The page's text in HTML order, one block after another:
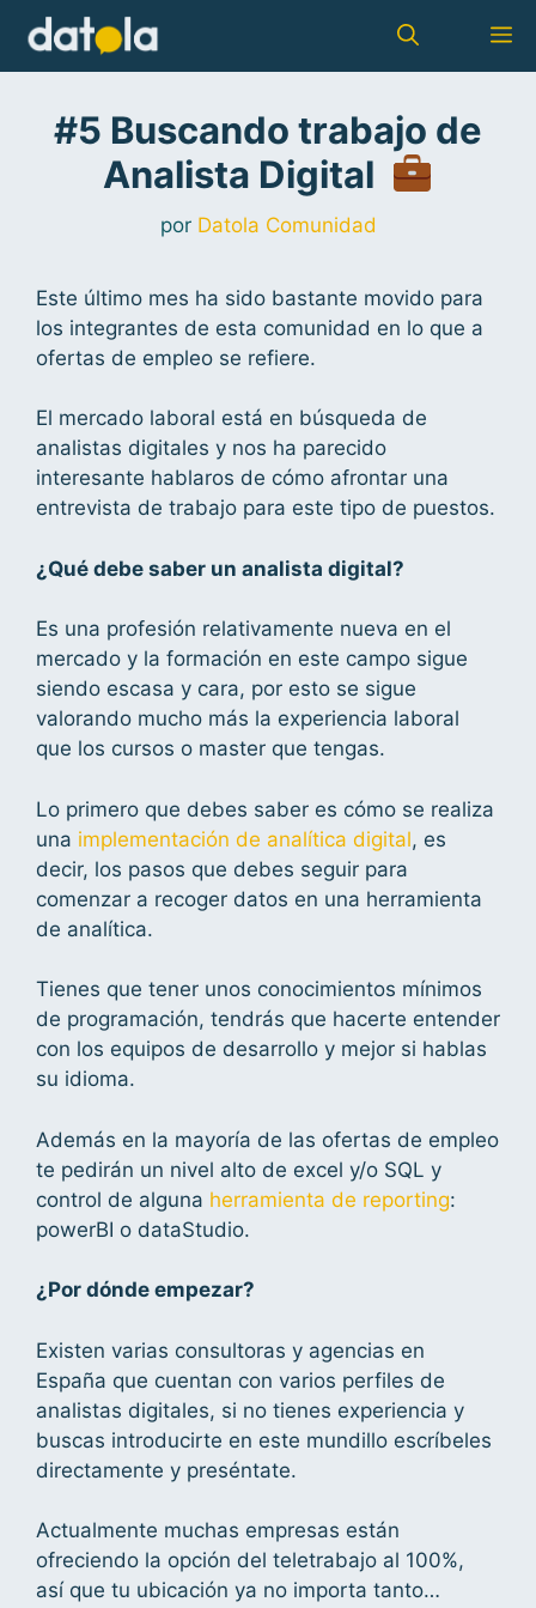
#5 Buscando trabajo de
Analista Digital
por Datola Comunidad
Este último mes ha sido bastante movido para
los integrantes de esta comunidad en lo que a
ofertas de empleo se refiere.
El mercado laboral está en búsqueda de
analistas digitales y nos ha parecido
interesante hablaros de cómo afrontar una
entrevista de trabajo para este tipo de puestos.
¿Qué debe saber un analista digital?
Es una profesión relativamente nueva en el
mercado y la formación en este campo sigue
siendo escasa y cara, por esto se sigue
valorando mucho más la experiencia laboral
que los cursos o master que tengas.
Lo primero que debes saber es cómo se realiza
una implementación de analítica digital, es
decir, los pasos que debes seguir para
comenzar a recoger datos en una herramienta
de analítica.
Tienes que tener unos conocimientos mínimos
de programación, tendrás que hacerte entender
con los equipos de desarrollo y mejor si hablas
su idioma.
Además en la mayoría de las ofertas de empleo
te pedirán un nivel alto de excel y/o SQL y
control de alguna herramienta de reporting:
powerBI o dataStudio.
¿Por dónde empezar?
Existen varias consultoras y agencias en
España que cuentan con varios perfiles de
analistas digitales, si no tienes experiencia y
buscas introducirte en este mundillo escríbeles
directamente y preséntate.
Actualmente muchas empresas están
ofreciendo la opción del teletrabajo al 100%,
así que tu ubicación ya no importa tanto…